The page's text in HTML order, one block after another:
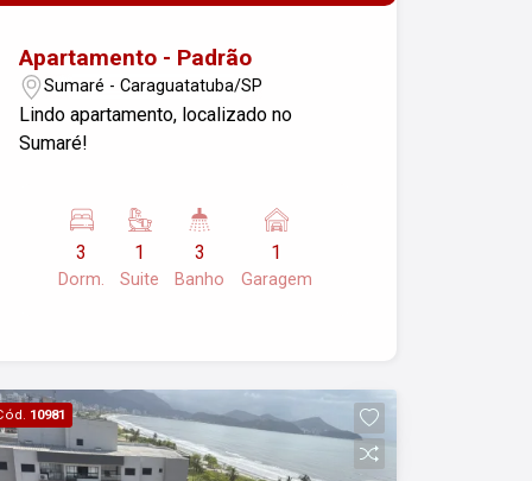
Apartamento - Padrão
Sumaré - Caraguatatuba/SP
Lindo apartamento, localizado no
Sumaré!
3
Dorm.
1
Suite
3
Banho
1
Garagem
10981